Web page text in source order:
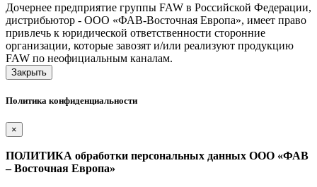
Дочернее предприятие группы FAW в Российской Федерации,
дистрибьютор - ООО «ФАВ-Восточная Европа», имеет право
привлечь к юридической ответственности сторонние
организации, которые завозят и/или реализуют продукцию
FAW по неофициальным каналам.
Закрыть
Политика конфиденциальности
×
ПОЛИТИКА обработки персональных данных ООО «ФАВ
– Восточная Европа»